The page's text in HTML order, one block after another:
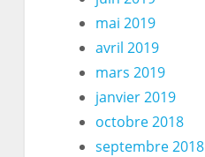
mai 2019
avril 2019
mars 2019
janvier 2019
octobre 2018
septembre 2018